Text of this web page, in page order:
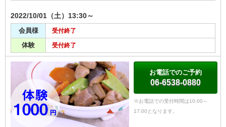
2022/10/01（土）13:30～
会員様 受付終了
体験 受付終了
お電話でのご予約
06-6538-0880
※お電話での受付時間は10:00～
17:00となります。